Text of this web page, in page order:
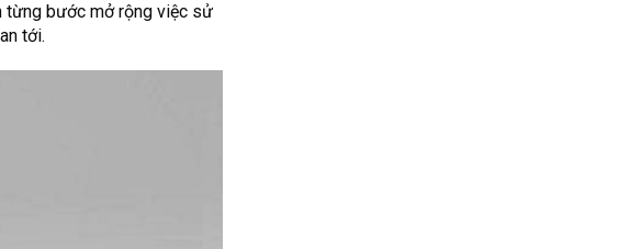
từng bước mở rộng việc sử
tới.